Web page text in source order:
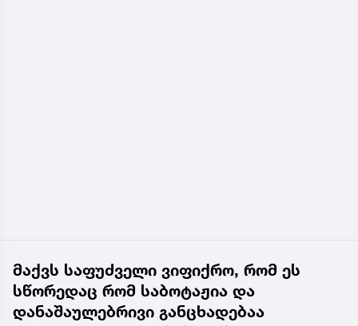
მაქვს საფუძველი ვიფიქრო, რომ ეს
სწორედაც რომ საბოტაჟია და
დანაშაულებრივი განცხადებაა